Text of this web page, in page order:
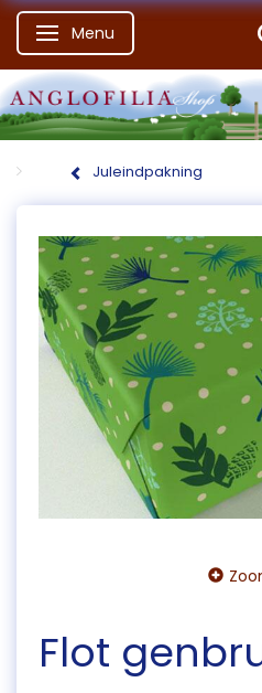
Skifte navigation
Menu
Juleindpakning
Flot